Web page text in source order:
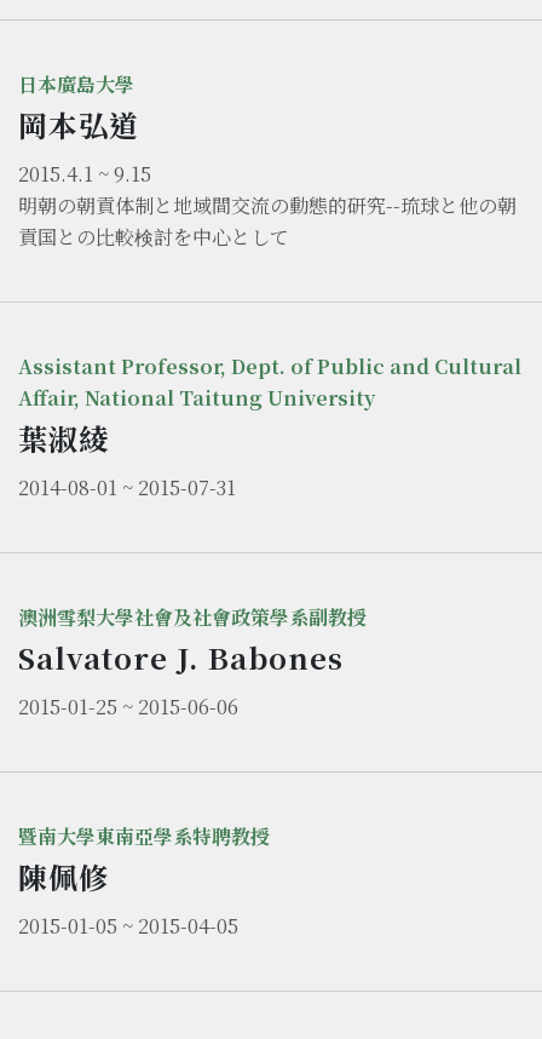
日本廣島大學
岡本弘道
2015.4.1 ~ 9.15
明朝の朝貢体制と地域間交流の動態的研究--琉球と他の朝
貢国との比較検討を中心として
Assistant Professor, Dept. of Public and Cultural
Affair, National Taitung University
葉淑綾
2014-08-01 ~ 2015-07-31
澳洲雪梨大學社會及社會政策學系副教授
Salvatore J. Babones
2015-01-25 ~ 2015-06-06
暨南大學東南亞學系特聘教授
陳佩修
2015-01-05 ~ 2015-04-05